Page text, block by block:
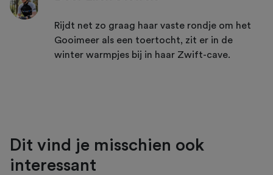
Rijdt net zo graag haar vaste rondje om het
Gooimeer als een toertocht, zit er in de
winter warmpjes bij in haar Zwift-cave.
Dit vind je misschien ook
interessant